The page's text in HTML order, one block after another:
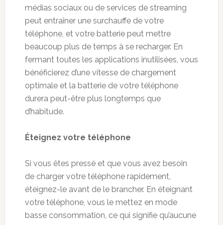
médias sociaux ou de services de streaming
peut entraîner une surchauffe de votre
téléphone, et votre batterie peut mettre
beaucoup plus de temps à se recharger. En
fermant toutes les applications inutilisées, vous
bénéficierez d’une vitesse de chargement
optimale et la batterie de votre téléphone
durera peut-être plus longtemps que
d’habitude.
Éteignez votre téléphone
Si vous êtes pressé et que vous avez besoin
de charger votre téléphone rapidement,
éteignez-le avant de le brancher. En éteignant
votre téléphone, vous le mettez en mode
basse consommation, ce qui signifie qu’aucune